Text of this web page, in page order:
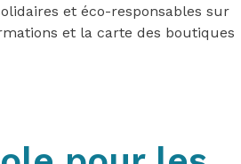
et éco-responsables sur
et la carte des boutiques